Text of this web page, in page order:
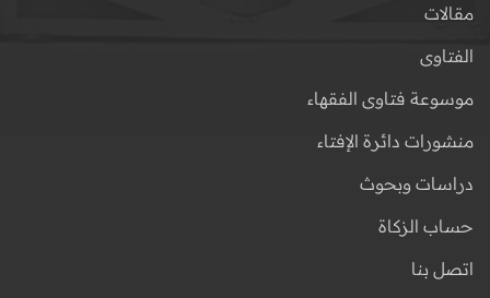
مقالات
الفتاوى
موسوعة فتاوى الفقهاء
منشورات دائرة الإفتاء
دراسات وبحوث
حساب الزكاة
اتصل بنا